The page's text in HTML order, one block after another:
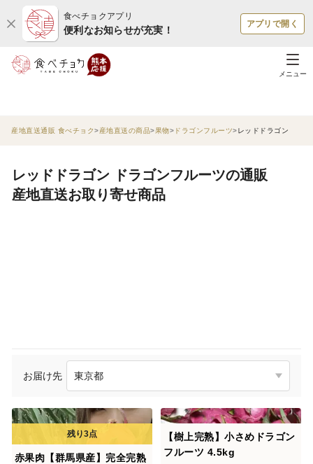
食べチョクアプリ
便利なお知らせが充実！
アプリで開く
メニュー
産地直送通販 食べチョク 産地直送の商品 果物 ドラゴンフルーツ レッドドラゴン
レッドドラゴン ドラゴンフルーツの通販
産地直送お取り寄せ商品
お届け先
赤果肉【群馬県産】完全完熟
【樹上完熟】小さめドラゴン
フルーツ 4.5kg